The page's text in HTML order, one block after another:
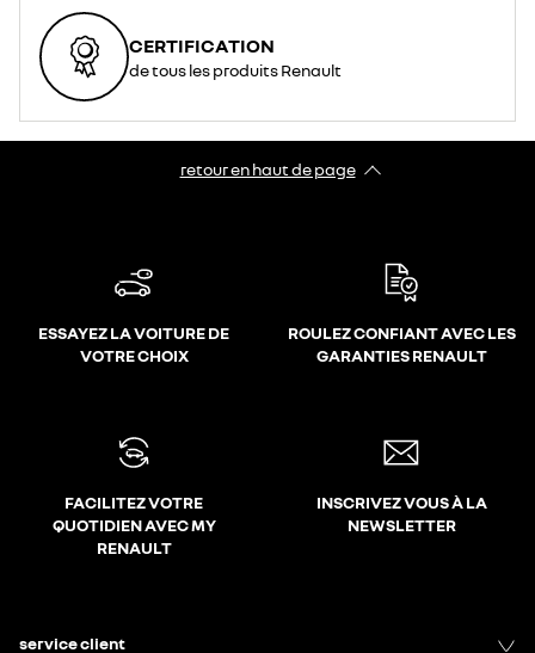
CERTIFICATION
de tous les produits Renault
retour en haut de page​
ESSAYEZ LA VOITURE DE
VOTRE CHOIX
ROULEZ CONFIANT AVEC LES
GARANTIES RENAULT
FACILITEZ VOTRE
QUOTIDIEN AVEC MY
RENAULT
INSCRIVEZ VOUS À LA
NEWSLETTER
service client